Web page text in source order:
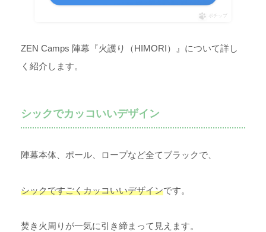
ポチップ
ZEN Camps 陣幕『火護り（HIMORI）』について詳し
く紹介します。
シックでカッコいいデザイン
陣幕本体、ポール、ロープなど全てブラックで、
シックですごくカッコいいデザインです。
焚き火周りが一気に引き締まって見えます。